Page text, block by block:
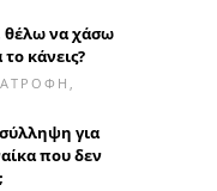
θέλω να χάσω
κάνεις?
για
που δεν